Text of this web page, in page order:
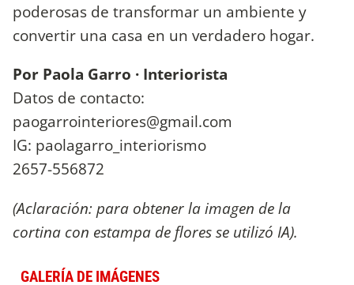
poderosas de transformar un ambiente y
convertir una casa en un verdadero hogar.
Por Paola Garro · Interiorista
Datos de contacto:
paogarrointeriores@gmail.com
IG: paolagarro_interiorismo
2657-556872
(Aclaración: para obtenerla imagen de la
cortina con estampa de flores se utilizó IA).
GALERÍA DE IMÁGENES